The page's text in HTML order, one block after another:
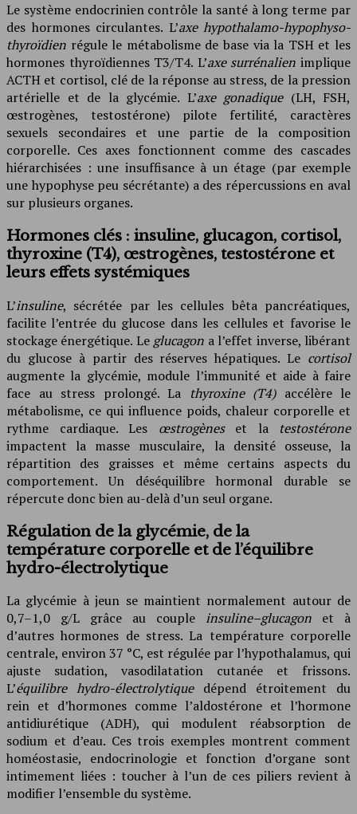
Le système endocrinien contrôle la santé à long terme par
des hormones circulantes. L’axe hypothalamo-hypophyso-
thyroïdien régule le métabolisme de base via la TSH et les
hormones thyroïdiennes T3/T4. L’axe surrénalien implique
ACTH et cortisol, clé de la réponse au stress, de la pression
artérielle et de la glycémie. L’axe gonadique(LH, FSH,
œstrogènes, testostérone) pilote fertilité, caractères
sexuels secondaires et une partie de la composition
corporelle. Ces axes fonctionnent comme des cascades
hiérarchisées : une insuffisance à un étage (par exemple
une hypophyse peu sécrétante) a des répercussions en aval
sur plusieurs organes.
Hormones clés : insuline, glucagon, cortisol,
thyroxine (T4), œstrogènes, testostérone et
leurs effets systémiques
L’insuline, sécrétée par les cellules bêta pancréatiques,
facilite l’entrée du glucose dans les cellules et favorise le
stockage énergétique. Le glucagon a l’effet inverse, libérant
du glucose à partir des réserves hépatiques. Le cortisol
augmente la glycémie, module l’immunité et aide à faire
face au stress prolongé. La thyroxine (T4)accélère le
métabolisme, ce qui influence poids, chaleur corporelle et
rythme cardiaque. Les œstrogèneset la testostérone
impactent la masse musculaire, la densité osseuse, la
répartition des graisses et même certains aspects du
comportement. Un déséquilibre hormonal durable se
répercute donc bien au-delà d’un seul organe.
Régulation de la glycémie, de la
température corporelle et de l’équilibre
hydro-électrolytique
La glycémie à jeun se maintient normalement autour de
0,7–1,0 g/L grâce au couple insuline–glucagon et à
d’autres hormones de stress. La température corporelle
centrale, environ 37 °C, est régulée par l’hypothalamus, qui
ajuste sudation, vasodilatation cutanée et frissons.
L’équilibre hydro-électrolytiquedépend étroitement du
rein et d’hormones comme l’aldostérone et l’hormone
antidiurétique (ADH), qui modulent réabsorption de
sodium et d’eau. Ces trois exemples montrent comment
homéostasie, endocrinologie et fonction d’organe sont
intimement liées : toucher à l’un de ces piliers revient à
modifier l’ensemble du système.